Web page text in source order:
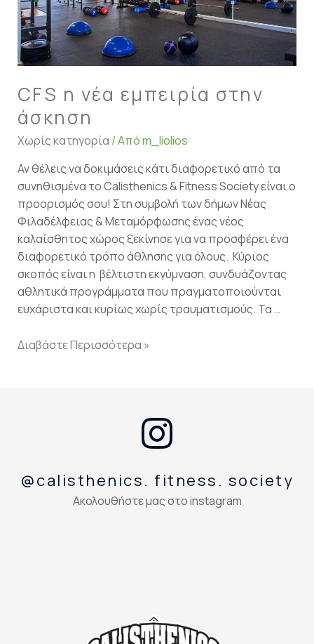
CFS η νέα εμπειρία στην
άσκηση
Χωρίς κατηγορία / Απόm_liolios
Αν θέλεις να δοκιμάσεις κάτι διαφορετικό από τα
συνηθισμένα το Calisthenics & Fitness Society είναι ο
προορισμός σου! Στη συμβολή των δήμων Νέας
Φιλαδέλφειας & Μεταμόρφωσης ένας νέος
καλαίσθητος χώρος ξεκίνησε για να προσφέρει ένα
διαφορετικό τρόπο άθλησης για όλους. Κύριος
σκοπός είναι η βέλτιστη εκγύμναση, συνδυάζοντας
αθλητικά προγράμματα που πραγματοποιούνται
ευχάριστα και κυρίως χωρίς τραυματισμούς. Τα …
Διαβάστε Περισσότερα »
@calisthenics. fitness. society
Ακολουθήστε μας στο instagram